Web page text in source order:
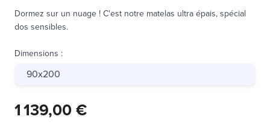
Dormez sur un nuage ! C'est notre matelas ultra épais, spécial
dos sensibles.
Dimensions :
90x200
1 139,00 €